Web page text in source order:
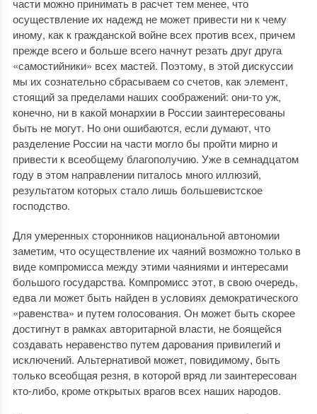
части можно принимать в расчет тем менее, что
осуществление их надежд не может привести ни к чему
иному, как к гражданской войне всех против всех, причем
прежде всего и больше всего начнут резать друг друга
«самостийники» всех мастей. Поэтому, в этой дискуссии
мы их сознательно сбрасываем со счетов, как элемент,
стоящий за пределами наших соображений: они-то уж,
конечно, ни в какой монархии в России заинтересованы
быть не могут. Но они ошибаются, если думают, что
разделение России на части могло бы пройти мирно и
привести к всеобщему благополучию. Уже в семнадцатом
году в этом направлении питалось много иллюзий,
результатом которых стало лишь большевистское
господство.
Для умеренных сторонников национальной автоно­мии
заметим, что осуществление их чаяний возможно только в
виде компромисса между этими чаяниями и интересами
большого государства. Компромисс этот, в свою очередь,
едва ли может быть найден в условиях демократического
«равенства» и путем голосования. Он может быть скорее
достигнут в рамках авторитарной власти, не боящейся
создавать неравенство путем дарования привилегий и
исключений. Альтернативой может, повидимому, быть
только всеобщая резня, в которой вряд ли заинтересован
кто-либо, кроме открытых врагов всех наших народов.